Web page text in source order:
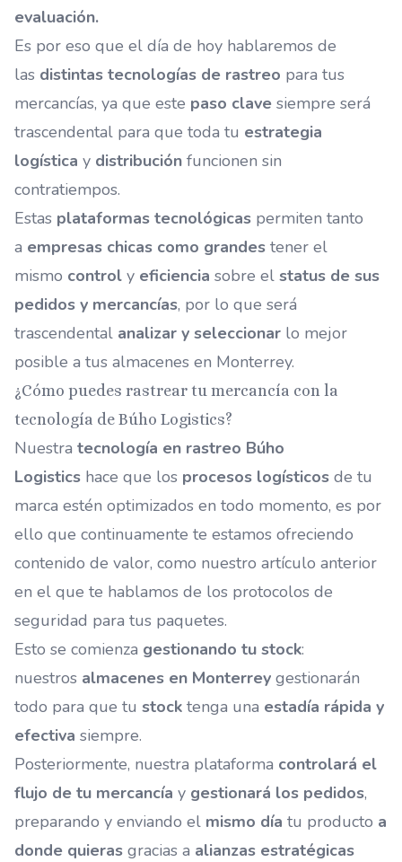
evaluación.
Es por eso que el día de hoy hablaremos de
las distintas tecnologías de rastreo para tus
mercancías, ya que este paso clave siempre será
trascendental para que toda tu estrategia
logística y distribución funcionen sin
contratiempos.
Estas plataformas tecnológicas permiten tanto
a empresas chicas como grandes tener el
mismo control y eficiencia sobre el status de sus
pedidos y mercancías, por lo que será
trascendental analizar y seleccionar lo mejor
posible a tus almacenes en Monterrey.
¿Cómo puedes rastrear tu mercancía con la
tecnología de Búho Logistics?
Nuestra tecnología en rastreo Búho
Logistics hace que los procesos logísticos de tu
marca estén optimizados en todo momento, es por
ello que continuamente te estamos ofreciendo
contenido de valor, como nuestro artículo anterior
en el que te hablamos de los protocolos de
seguridad para tus paquetes.
Esto se comienza gestionando tu stock:
nuestros almacenes en Monterrey gestionarán
todo para que tu stock tenga una estadía rápida y
efectiva siempre.
Posteriormente, nuestra plataforma controlará el
flujo de tu mercancía y gestionará los pedidos,
preparando y enviando el mismo día tu producto a
donde quieras gracias a alianzas estratégicas